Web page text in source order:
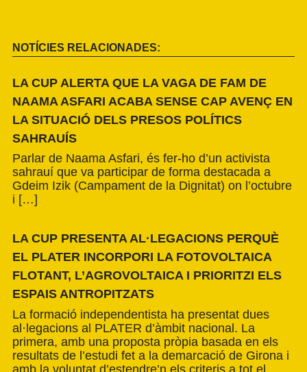
NOTÍCIES RELACIONADES:
LA CUP ALERTA QUE LA VAGA DE FAM DE
NAAMA ASFARI ACABA SENSE CAP AVENÇ EN
LA SITUACIÓ DELS PRESOS POLÍTICS
SAHRAUÍS
Parlar de Naama Asfari, és fer-ho d’un activista
sahrauí que va participar de forma destacada a
Gdeim Izik (Campament de la Dignitat) on l’octubre
i […]
LA CUP PRESENTA AL·LEGACIONS PERQUÈ
EL PLATER INCORPORI LA FOTOVOLTAICA
FLOTANT, L’AGROVOLTAICA I PRIORITZI ELS
ESPAIS ANTROPITZATS
La formació independentista ha presentat dues
al·legacions al PLATER d’àmbit nacional. La
primera, amb una proposta pròpia basada en els
resultats de l’estudi fet a la demarcació de Girona i
amb la voluntat d’estendre’n els criteris a tot el